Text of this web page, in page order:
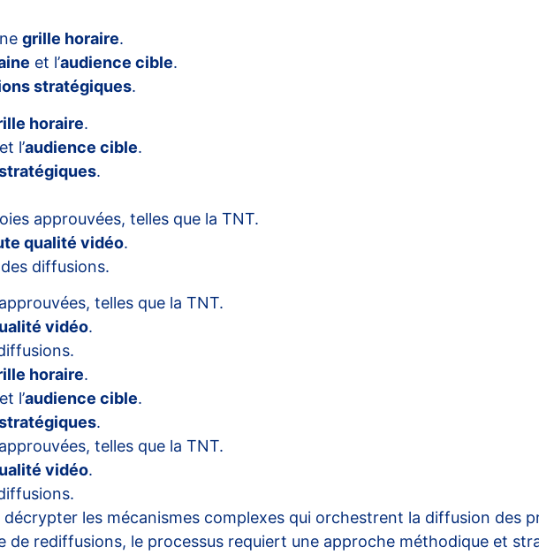
grille horaire.
et l’audience cible.
stratégiques.
horaire.
et l’audience cible.
.
approuvées, telles que la TNT.
qualité vidéo.
diffusions.
telles que la TNT.
vidéo.
horaire.
et l’audience cible.
.
telles que la TNT.
vidéo.
décrypter les mécanismes complexes qui orchestrent la diffusion des
de rediffusions, le processus requiert une approche méthodique et